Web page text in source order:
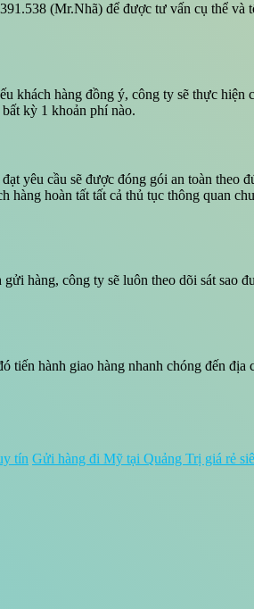
(Mr.Nhã) để được tư vấn cụ thể và
hàng đồng ý, công ty sẽ thực hiện
kỳ 1 khoản phí nào.
yêu cầu sẽ được đóng gói an toàn theo
hàng hoàn tất tất cả thủ tục thông quan
hàng, công ty sẽ luôn theo dõi sát sao
tiến hành giao hàng nhanh chóng đến địa
tín Gửi hàng đi Mỹ tại Quảng Trị giá rẻ